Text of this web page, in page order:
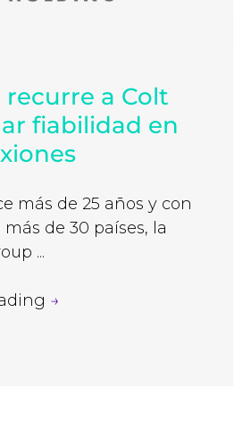
recurre a Colt
fiabilidad en
más de 25 años y con
de 30 países, la
...
→